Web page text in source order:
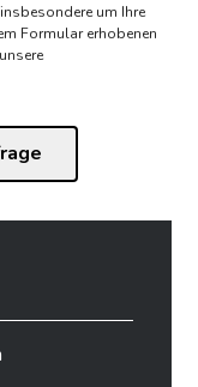
um Ihre
Formular erhobenen